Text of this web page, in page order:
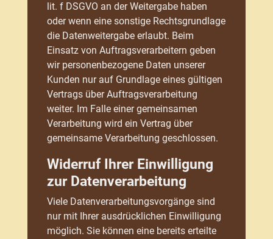
lit. f DSGVO an der Weitergabe haben
oder wenn eine sonstige Rechtsgrundlage
die Datenweitergabe erlaubt. Beim
Einsatz von Auftragsverarbeitern geben
wir personenbezogene Daten unserer
Kunden nur auf Grundlage eines gültigen
Vertrags über Auftragsverarbeitung
weiter. Im Falle einer gemeinsamen
Verarbeitung wird ein Vertrag über
gemeinsame Verarbeitung geschlossen.
Widerruf Ihrer Einwilligung
zur Datenverarbeitung
Viele Datenverarbeitungsvorgänge sind
nur mit Ihrer ausdrücklichen Einwilligung
möglich. Sie können eine bereits erteilte